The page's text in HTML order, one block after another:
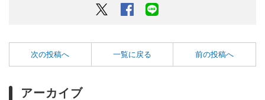
Twitter Facebook
次の投稿へ 一覧に戻る 前の投稿へ
アーカイブ